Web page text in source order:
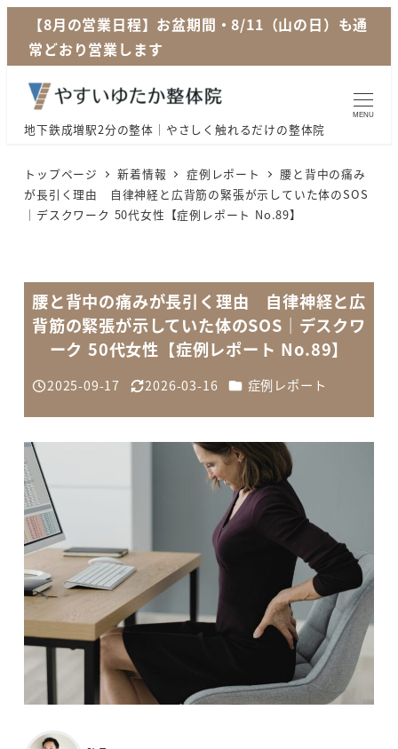
ン
【8月の営業日程】お盆期間・8/11（山の日）も通
常どおり営業します
地下鉄成増駅2分の整体｜やさしく触れるだけの整体院
MENU
トップページ 新着情報 症例レポート
腰と背中の痛み
が長引く理由 自律神経と広背筋の緊張が示していた体のSOS
｜デスクワーク 50代女性【症例レポート No.89】
腰と背中の痛みが長引く理由 自律神経と広
背筋の緊張が示していた体のSOS｜デスクワ
ーク 50代女性【症例レポート No.89】
投稿日
2025-09-17
更新日
2026-03-16 カテゴリー
症例レポート